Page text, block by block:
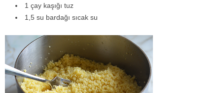
1 çay kaşığı tuz
1,5 su bardağı sıcak su